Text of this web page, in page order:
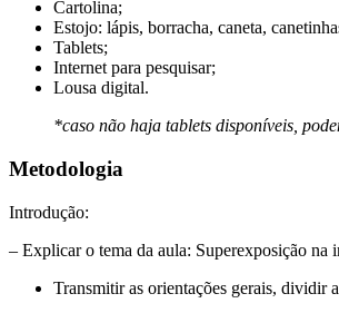
Cartolina;
Estojo: lápis, borracha, caneta,
Tablets;
Internet para pesquisar;
Lousa digital.
*caso não haja tablets disponíveis,
Metodologia
Introdução:
– Explicar o tema da aula: Superexposição na
Transmitir as orientações gerais, dividir